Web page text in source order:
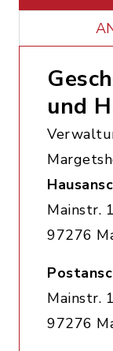
und
Mainstr.
97276
Mainstr.
97276